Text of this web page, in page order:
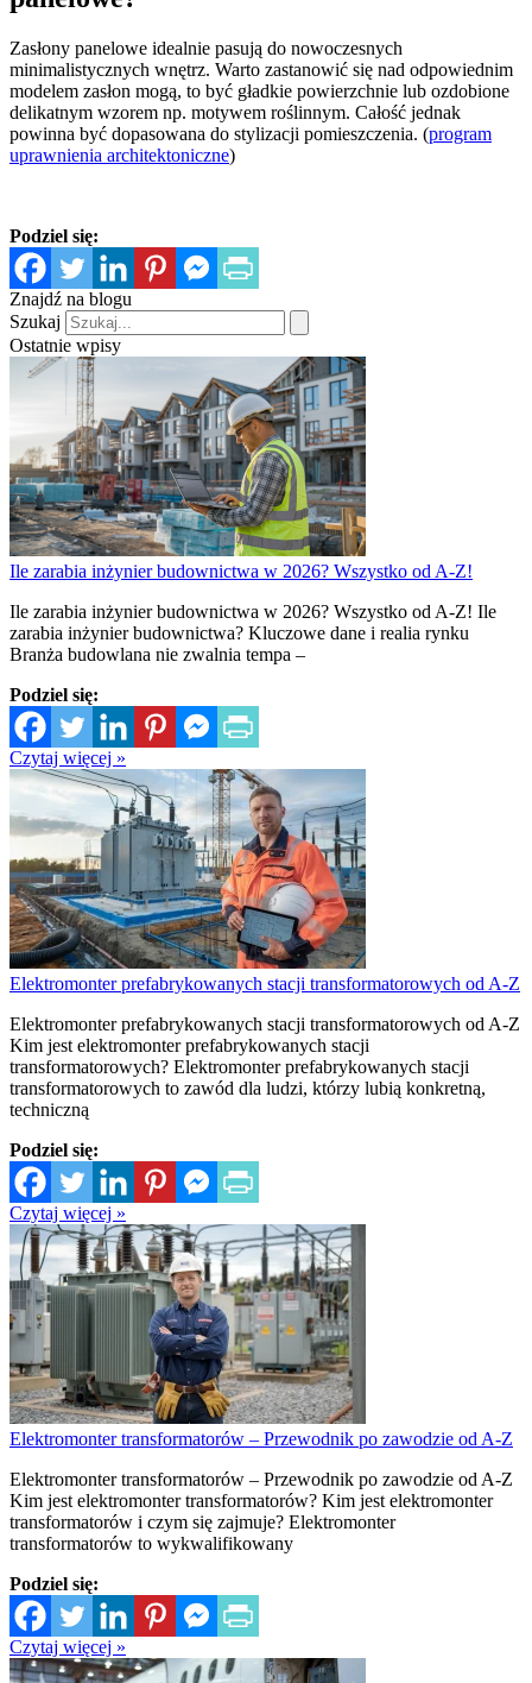
Zasłony panelowe idealnie pasują do nowoczesnych
minimalistycznych wnętrz. Warto zastanowić się nad odpowiednim
modelem zasłon mogą, to być gładkie powierzchnie lub ozdobione
delikatnym wzorem np. motywem roślinnym. Całość jednak
powinna być dopasowana do stylizacji pomieszczenia. (program
uprawnienia architektoniczne)
Podziel się:
Znajdź na blogu
Szukaj
Ostatnie wpisy
Ile zarabia inżynier budownictwa w 2026? Wszystko od A-Z!
Ile zarabia inżynier budownictwa w 2026? Wszystko od A-Z! Ile
zarabia inżynier budownictwa? Kluczowe dane i realia rynku
Branża budowlana nie zwalnia tempa –
Podziel się:
Czytaj więcej »
Elektromonter prefabrykowanych stacji transformatorowych od A-Z
Elektromonter prefabrykowanych stacji transformatorowych od A-Z
Kim jest elektromonter prefabrykowanych stacji
transformatorowych? Elektromonter prefabrykowanych stacji
transformatorowych to zawód dla ludzi, którzy lubią konkretną,
techniczną
Podziel się:
Czytaj więcej »
Elektromonter transformatorów – Przewodnik po zawodzie od A-Z
Elektromonter transformatorów – Przewodnik po zawodzie od A-Z
Kim jest elektromonter transformatorów? Kim jest elektromonter
transformatorów i czym się zajmuje? Elektromonter
transformatorów to wykwalifikowany
Podziel się:
Czytaj więcej »